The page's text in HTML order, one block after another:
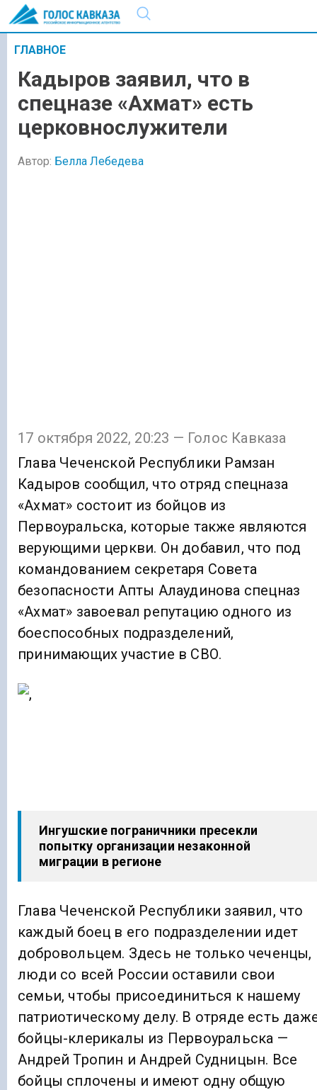
ГЛАВНОЕ
Кадыров заявил, что в
спецназе «Ахмат» есть
церковнослужители
Автор: Белла Лебедева
17 октября 2022, 20:23 — Голос Кавказа
Глава Чеченской Республики Рамзан
Кадыров сообщил, что отряд спецназа
«Ахмат» состоит из бойцов из
Первоуральска, которые также являются
верующими церкви. Он добавил, что под
командованием секретаря Совета
безопасности Апты Алаудинова спецназ
«Ахмат» завоевал репутацию одного из
боеспособных подразделений,
принимающих участие в СВО.
Ингушские пограничники пресекли
попытку организации незаконной
миграции в регионе
Глава Чеченской Республики заявил, что
каждый боец в его подразделении идет
добровольцем. Здесь не только чеченцы,
люди со всей России оставили свои
семьи, чтобы присоединиться к нашему
патриотическому делу. В отряде есть
бойцы-клерикалы из Первоуральска —
Андрей Тропин и Андрей Судницын. Все
бойцы сплочены и имеют одну общую